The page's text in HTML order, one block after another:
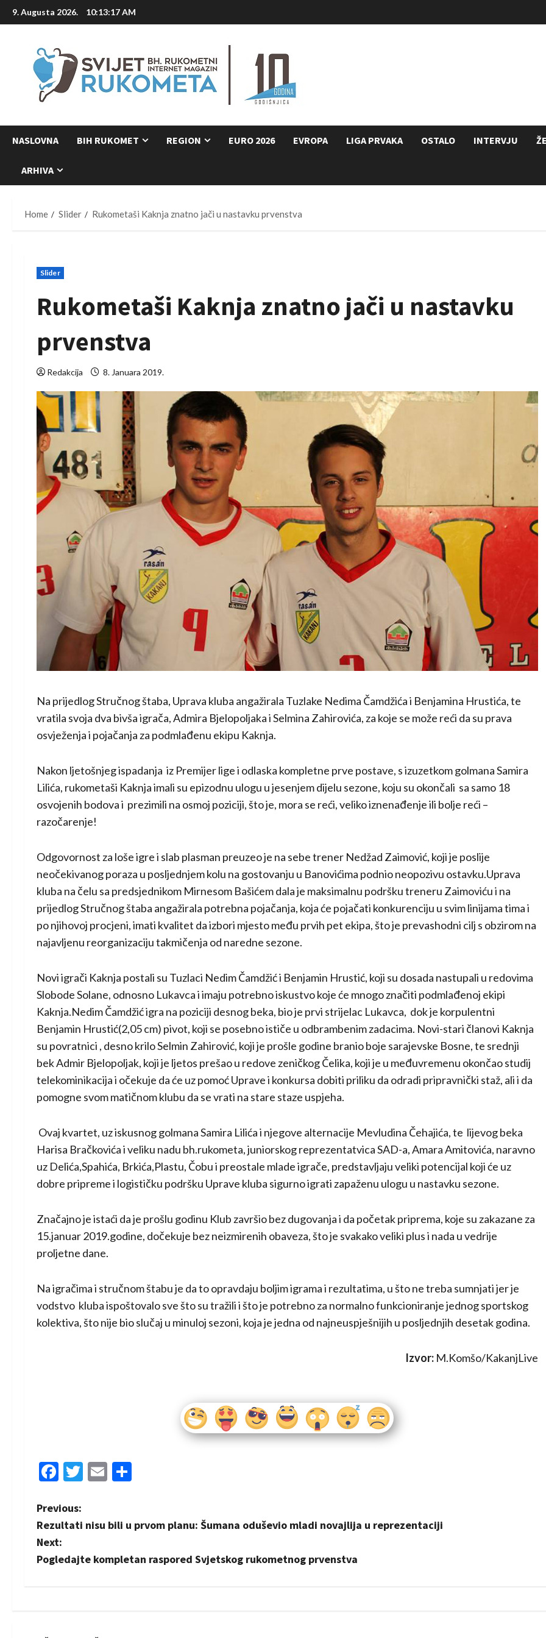
Skip
to
9. Augusta 2026. 10:13:18 AM
NASLOVNA BIH RUKOMET REGION EURO 2026 EVROPA LIGA PRVAKA OSTALO INTERVJU
ARHIVA
Home Slider Rukometaši Kaknja znatno jači u nastavku prvenstva
Slider
Rukometaši Kaknja znatno jači u nastavku
prvenstva
Redakcija 8. Januara 2019.
Na prijedlog Stručnog štaba, Uprava kluba angažirala Tuzlake Nedima Čamdžića i Benjamina Hrustića, te
vratila svoja dva bivša igrača, Admira Bjelopoljaka i Selmina Zahirovića, za koje se može reći da su prava
osvježenja i pojačanja za podmlađenu ekipu Kaknja.
Nakon ljetošnjeg ispadanja iz Premijer lige i odlaska kompletne prve postave, s izuzetkom golmana Samira
Lilića, rukometaši Kaknja imali su epizodnu ulogu u jesenjem dijelu sezone, koju su okončali sa samo 18
osvojenih bodova i prezimili na osmoj poziciji, što je, mora se reći, veliko iznenađenje ili bolje reći –
razočarenje!
Odgovornost za loše igre i slab plasman preuzeo je na sebe trener Nedžad Zaimović, koji je poslije
neočekivanog poraza u posljednjem kolu na gostovanju u Banovićima podnio neopozivu ostavku.Uprava
kluba na čelu sa predsjednikom Mirnesom Bašićem dala je maksimalnu podršku treneru Zaimoviću i na
prijedlog Stručnog štaba angažirala potrebna pojačanja, koja će pojačati konkurenciju u svim linijama tima i
po njihovoj procjeni, imati kvalitet da izbori mjesto među prvih pet ekipa, što je prevashodni cilj s obzirom na
najavljenu reorganizaciju takmičenja od naredne sezone.
Novi igrači Kaknja postali su Tuzlaci Nedim Čamdžić i Benjamin Hrustić, koji su dosada nastupali u redovima
Slobode Solane, odnosno Lukavca i imaju potrebno iskustvo koje će mnogo značiti podmlađenoj ekipi
Kaknja.Nedim Čamdžić igra na poziciji desnog beka, bio je prvi strijelac Lukavca, dok je korpulentni
Benjamin Hrustić(2,05 cm) pivot, koji se posebno ističe u odbrambenim zadacima. Novi-stari članovi Kaknja
su povratnici , desno krilo Selmin Zahirović, koji je prošle godine branio boje sarajevske Bosne, te srednji
bek Admir Bjelopoljak, koji je ljetos prešao u redove zeničkog Čelika, koji je u međuvremenu okončao studij
telekominikacija i očekuje da će uz pomoć Uprave i konkursa dobiti priliku da odradi pripravnički staž, ali i da
pomogne svom matičnom klubu da se vrati na stare staze uspjeha.
Ovaj kvartet, uz iskusnog golmana Samira Lilića i njegove alternacije Mevludina Čehajića, te lijevog beka
Harisa Bračkovića i veliku nadu bh.rukometa, juniorskog reprezentatvica SAD-a, Amara Amitovića, naravno
uz Delića,Spahića, Brkića,Plastu, Čobu i preostale mlade igrače, predstavljaju veliki potencijal koji će uz
dobre pripreme i logističku podršku Uprave kluba sigurno igrati zapaženu ulogu u nastavku sezone.
Značajno je istaći da je prošlu godinu Klub završio bez dugovanja i da početak priprema, koje su zakazane za
15.januar 2019.godine, dočekuje bez neizmirenih obaveza, što je svakako veliki plus i nada u vedrije
proljetne dane.
Na igračima i stručnom štabu je da to opravdaju boljim igrama i rezultatima, u što ne treba sumnjati jer je
vodstvo kluba ispoštovalo sve što su tražili i što je potrebno za normalno funkcioniranje jednog sportskog
kolektiva, što nije bio slučaj u minuloj sezoni, koja je jedna od najneuspješnijih u posljednjih desetak godina.
Izvor: M.Komšo/KakanjLive
Facebook
Twitter
Email
P
o
s
Previous:
Rezultati nisu bili u prvom planu: Šumana oduševio mladi novajlija u reprezentaciji
Next:
Pogledajte kompletan raspored Svjetskog rukometnog prvenstva